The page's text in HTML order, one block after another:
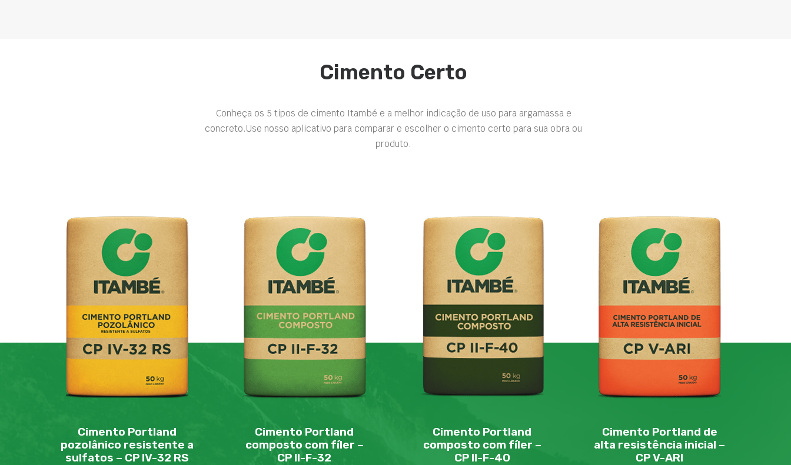
Cimento Certo
Conheça os 5 tipos de cimento Itambé e a melhor indicação de uso para argamassa e
concreto.Use nosso aplicativo para comparar e escolher o cimento certo para sua obra ou
produto.
Cimento Portland
pozolânico resistente a
sulfatos – CP IV-32 RS
Cimento Portland
composto com fíler –
CP II-F-32
Cimento Portland
composto com fíler –
CP II-F-40
Cimento Portland de
alta resistência inicial –
CP V-ARI